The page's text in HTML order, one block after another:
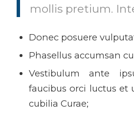
mollis pretium.
Donec posuere
Phasellus accumsan
Vestibulum ante
faucibus orci luctus et
cubilia Curae;